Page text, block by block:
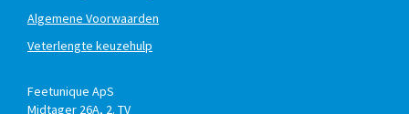
Algemene Voorwaarden
Veterlengte keuzehulp
Feetunique ApS
Midtager 26A, 2. TV